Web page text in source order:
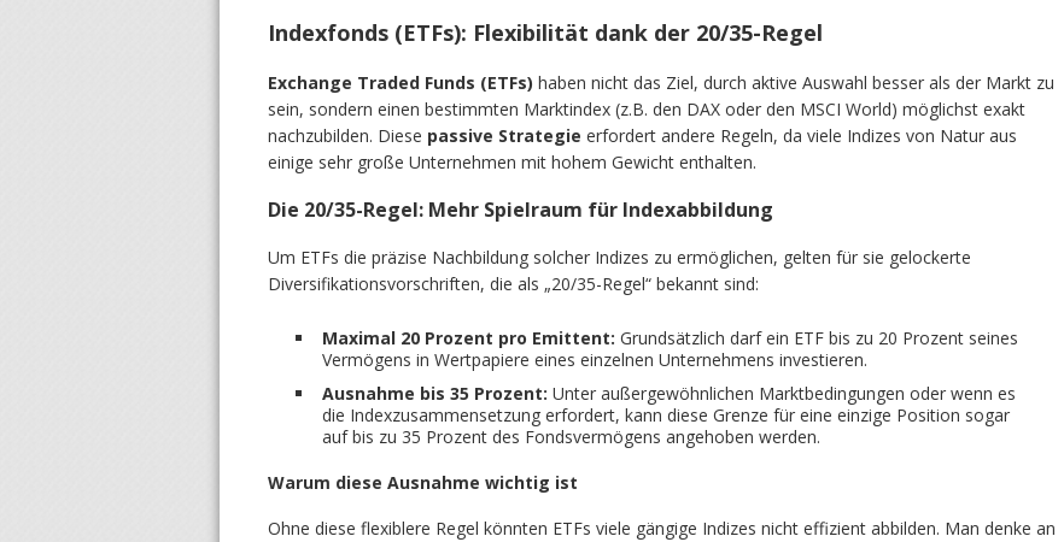
Indexfonds (ETFs): Flexibilität dank der 20/35-Regel
Exchange Traded Funds (ETFs) haben nicht das Ziel, durch aktive Auswahl besser als der Markt zu
sein, sondern einen bestimmten Marktindex (z.B. den DAX oder den MSCI World) möglichst exakt
nachzubilden. Diese passive Strategie erfordert andere Regeln, da viele Indizes von Natur aus
einige sehr große Unternehmen mit hohem Gewicht enthalten.
Die 20/35-Regel: Mehr Spielraum für Indexabbildung
Um ETFs die präzise Nachbildung solcher Indizes zu ermöglichen, gelten für sie gelockerte
Diversifikationsvorschriften, die als „20/35-Regel“ bekannt sind:
Maximal 20 Prozent pro Emittent: Grundsätzlich darf ein ETF bis zu 20 Prozent seines
Vermögens in Wertpapiere eines einzelnen Unternehmens investieren.
Ausnahme bis 35 Prozent: Unter außergewöhnlichen Marktbedingungen oder wenn es
die Indexzusammensetzung erfordert, kann diese Grenze für eine einzige Position sogar
auf bis zu 35 Prozent des Fondsvermögens angehoben werden.
Warum diese Ausnahme wichtig ist
Ohne diese flexiblere Regel könnten ETFs viele gängige Indizes nicht effizient abbilden. Man denke an